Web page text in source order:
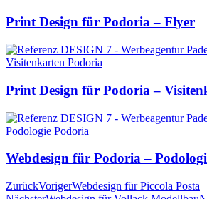
Print Design für Podoria – Flyer
Print Design für Podoria –
Webdesign für Podoria –
ZurückVorigerWebdesign für Piccola Posta